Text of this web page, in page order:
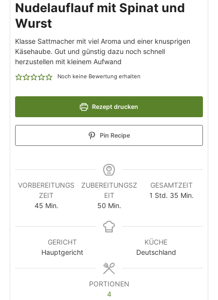
Nudelauflauf mit Spinat und
Wurst
Klasse Sattmacher mit viel Aroma und einer knusprigen
Käsehaube. Gut und günstig dazu noch schnell
herzustellen mit kleinem Aufwand
Noch keine Bewertung erhalten
Rezept drucken
Pin Recipe
VORBEREITUNGS
ZEIT
45 Min.
ZUBEREITUNGSZ
EIT
50 Min.
GESAMTZEIT
1 Std. 35 Min.
GERICHT
Hauptgericht
KÜCHE
Deutschland
PORTIONEN
4